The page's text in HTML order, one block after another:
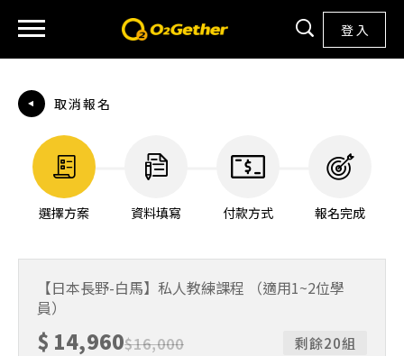
登 入
取消報名
選擇方案 資料填寫 付款方式 報名完成
【日本長野-白馬】私人教練課程 （適用1~2位學
員）
$ 14,960$16,000
剩餘20組